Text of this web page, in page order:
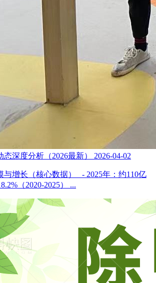
态深度分析（2026最新） 2026-04-02
与增长（核心数据） - 2025年：约110亿
（2020-2025） ...